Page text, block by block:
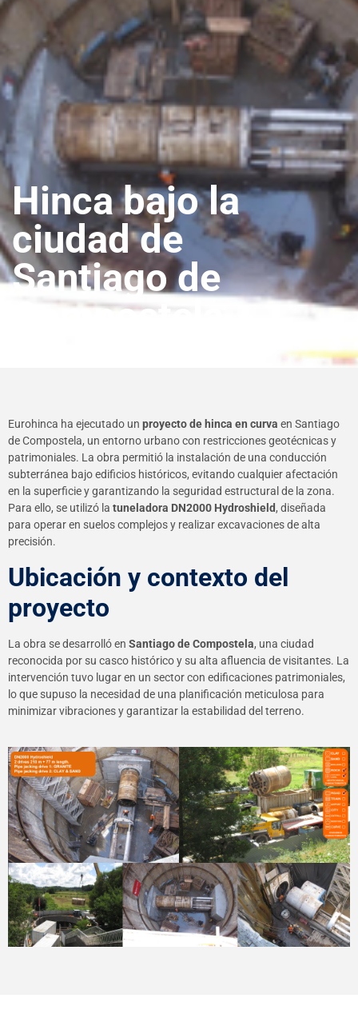
Hinca bajo la
ciudad de
Santiago de
Compostela
Eurohinca ha ejecutado un proyecto de hinca en curva en Santiago
de Compostela, un entorno urbano con restricciones geotécnicas y
patrimoniales. La obra permitió la instalación de una conducción
subterránea bajo edificios históricos, evitando cualquier afectación
en la superficie y garantizando la seguridad estructural de la zona.
Para ello, se utilizó la tuneladora DN2000 Hydroshield, diseñada
para operar en suelos complejos y realizar excavaciones de alta
precisión.
Ubicación y contexto del
proyecto
La obra se desarrolló en Santiago de Compostela, una ciudad
reconocida por su casco histórico y su alta afluencia de visitantes. La
intervención tuvo lugar en un sector con edificaciones patrimoniales,
lo que supuso la necesidad de una planificación meticulosa para
minimizar vibraciones y garantizar la estabilidad del terreno.